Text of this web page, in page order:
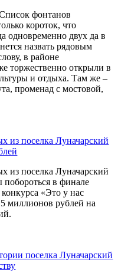
фонтанов
короток, что
одновременно двух да в
назвать рядовым
в районе
торжественно открыли в
и отдыха. Там же –
променад с мостовой,
из поселка Луначарский
из поселка Луначарский
побороться в финале
«Это у нас
миллионов рублей на
поселка Луначарский